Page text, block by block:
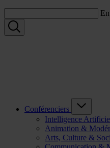
Conférenciers
Intelligence
Animation &
Arts, Culture &